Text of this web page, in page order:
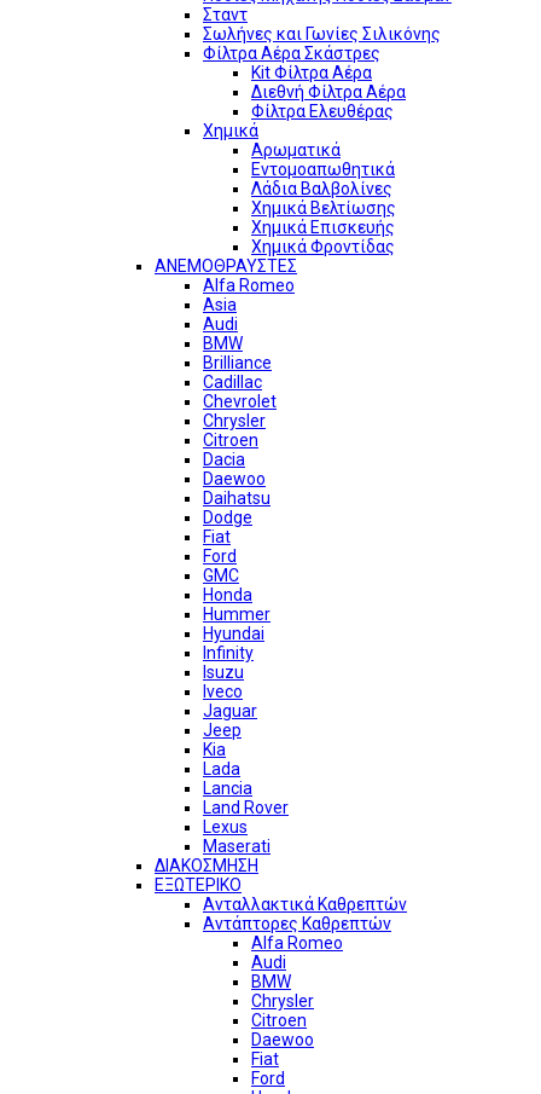
Σταντ
Σωλήνες και Γωνίες Σιλικόνης
Φίλτρα Αέρα Σκάστρες
Kit Φίλτρα Αέρα
Διεθνή Φίλτρα Αέρα
Φίλτρα Ελευθέρας
Χημικά
Αρωματικά
Εντομοαπωθητικά
Λάδια Βαλβολίνες
Χημικά Βελτίωσης
Χημικά Επισκευής
Χημικά Φροντίδας
ΑΝΕΜΟΘΡΑΥΣΤΕΣ
Alfa Romeo
Asia
Audi
BMW
Brilliance
Cadillac
Chevrolet
Chrysler
Citroen
Dacia
Daewoo
Daihatsu
Dodge
Fiat
Ford
GMC
Honda
Hummer
Hyundai
Infinity
Isuzu
Iveco
Jaguar
Jeep
Kia
Lada
Lancia
Land Rover
Lexus
Maserati
ΔΙΑΚΟΣΜΗΣΗ
ΕΞΩΤΕΡΙΚΟ
Ανταλλακτικά Καθρεπτών
Αντάπτορες Καθρεπτών
Alfa Romeo
Audi
BMW
Chrysler
Citroen
Daewoo
Fiat
Ford